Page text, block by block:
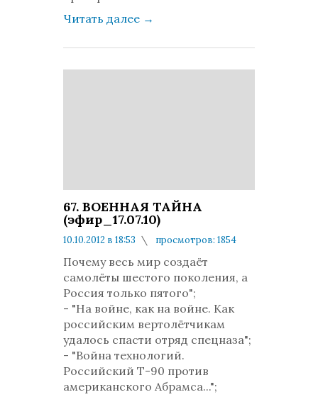
Читать далее →
67. ВОЕННАЯ ТАЙНА
(эфир_17.07.10)
10.10.2012 в 18:53
просмотров: 1854
Почему весь мир создаёт
самолёты шестого поколения, а
Россия только пятого";
- "На войне, как на войне. Как
российским вертолётчикам
удалось спасти отряд спецназа";
- "Война технологий.
Российский Т-90 против
американского Абрамса...";